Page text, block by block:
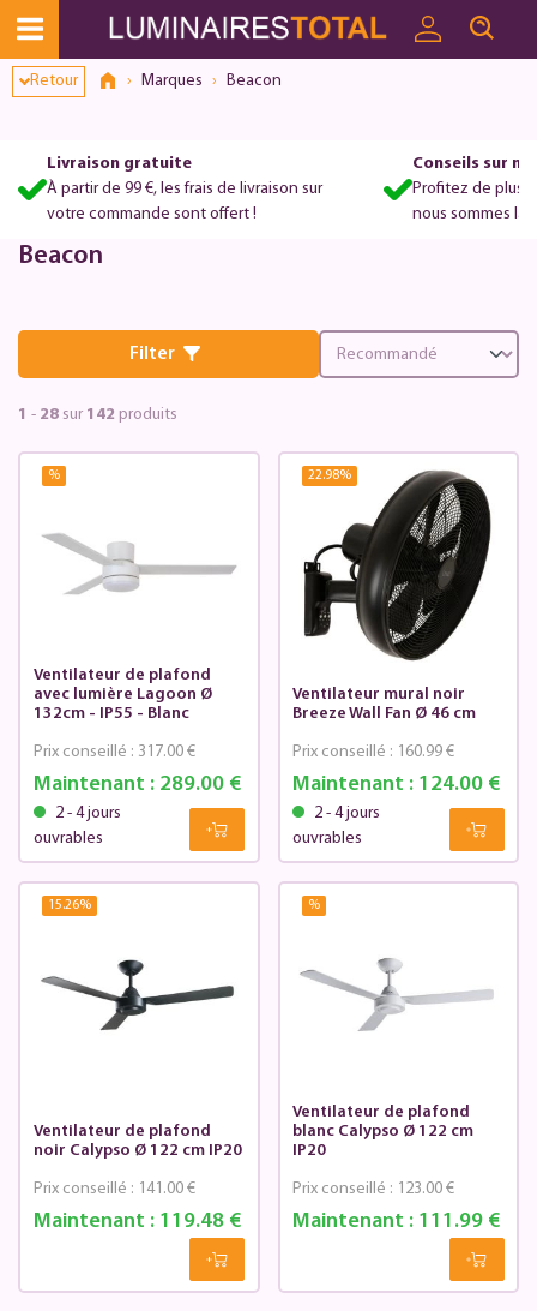
Retour Marques Beacon
Livraison gratuite
À partir de 99 €, les frais de livraison sur
votre commande sont offert !
Conseils sur
Profitez de plus
nous sommes là
Beacon
Filter
1 - 28 sur 142 produits
%
Ventilateur de plafond
avec lumière Lagoon Ø
132cm - IP55 - Blanc
Maintenant :289.00 €
Prix conseillé : 317.00 €
2 - 4 jours
ouvrables
22.98%
Ventilateur mural noir
Breeze Wall Fan Ø 46 cm
Maintenant : 124.00 €
Prix conseillé : 160.99 €
2 - 4 jours
ouvrables
15.26%
Ventilateur de plafond
noir Calypso Ø 122 cm IP20
Maintenant :119.48 €
Prix conseillé : 141.00 €
%
Ventilateur de plafond
blanc Calypso Ø 122 cm
IP20
Maintenant : 111.99 €
Prix conseillé : 123.00 €